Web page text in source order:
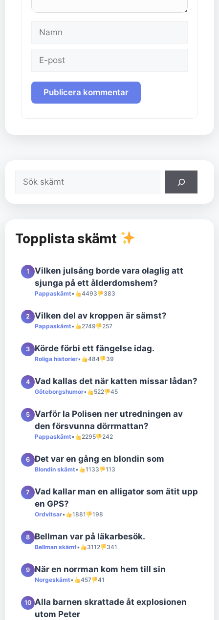
Namn
Sök
Topplista skämt
1
Vilken julsång borde vara olaglig att
sjunga på ett ålderdomshem?
Pappaskämt• 4493 383
2 Vilken del av kroppen är sämst?
Pappaskämt• 2749 257
3 Körde förbi ett fängelse idag.
Roliga historier• 484 39
4 Vad kallas det när katten missar lådan?
Göteborgshumor• 522 45
5
Varför la Polisen ner utredningen av
den försvunna dörrmattan?
Pappaskämt• 2295 242
6 Det var en gång en blondin som
Blondin skämt• 1133 113
7
Vad kallar man en alligator som ätit upp
en GPS?
Ordvitsar• 1881 198
8 Bellman var på läkarbesök.
Bellman skämt• 3112 341
9 När en norrman kom hem till sin
Norgeskämt• 457 41
10 Alla barnen skrattade åt explosionen
utom Peter